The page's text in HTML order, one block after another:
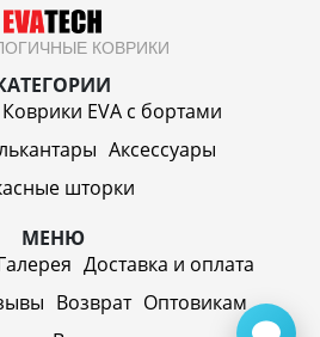
КОВРИКИ
Коврики EVA c бортами
Аксессуары
шторки
МЕНЮ
Доставка и оплата
Возврат Оптовикам